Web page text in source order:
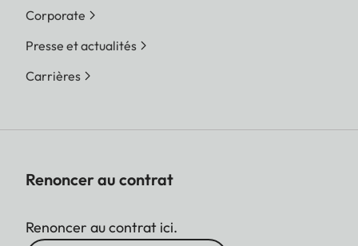
Corporate
Presse et actualités
Carrières
Renoncer au contrat
Renoncer au contrat ici.